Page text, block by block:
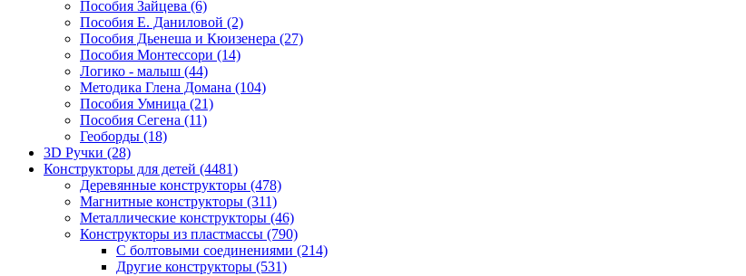
Пособия Зайцева (6)
Пособия Е. Даниловой (2)
Пособия Дьенеша и Кюизенера (27)
Пособия Монтессори (14)
Логико - малыш (44)
Методика Глена Домана (104)
Пособия Умница (21)
Пособия Сегена (11)
Геоборды (18)
3D Ручки (28)
Конструкторы для детей (4481)
Деревянные конструкторы (478)
Магнитные конструкторы (311)
Металлические конструкторы (46)
Конструкторы из пластмассы (790)
С болтовыми соединениями (214)
Другие конструкторы (531)